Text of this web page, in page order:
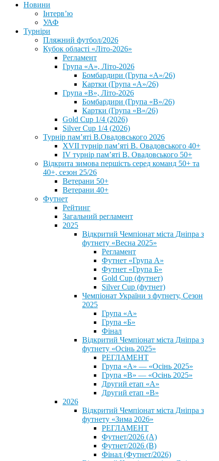
Новини
Інтерв’ю
УАФ
Турніри
Пляжний футбол/2026
Кубок області «Літо-2026»
Регламент
Група «А», Літо-2026
Бомбардири (Група «А»/26)
Картки (Група «А»/26)
Група «В», Літо-2026
Бомбардири (Група «В»/26)
Картки (Група «В»/26)
Gold Cup 1/4 (2026)
Silver Cup 1/4 (2026)
Турнір пам’яті В.Овадовського 2026
XVII турнір пам’яті В. Овадовського 40+
IV турнір пам’яті В. Овадовського 50+
Відкрита зимова першість серед команд 50+ та
40+, сезон 25/26
Ветерани 50+
Ветерани 40+
Футнет
Рейтинг
Загальний регламент
2025
Відкритий Чемпіонат міста Дніпра з
футнету «Весна 2025»
Регламент
Футнет «Група А»
Футнет «Група Б»
Gold Cup (футнет)
Silver Cup (футнет)
Чемпіонат України з футнету, Сезон
2025
Група «А»
Група «Б»
Фінал
Відкритий Чемпіонат міста Дніпра з
футнету «Осінь 2025»
РЕГЛАМЕНТ
Група «А» — «Осінь 2025»
Група «В» — «Осінь 2025»
Другий етап «А»
Другий етап «В»
2026
Відкритий Чемпіонат міста Дніпра з
футнету «Зима 2026»
РЕГЛАМЕНТ
Футнет/2026 (А)
Футнет/2026 (В)
Фінал (Футнет/2026)